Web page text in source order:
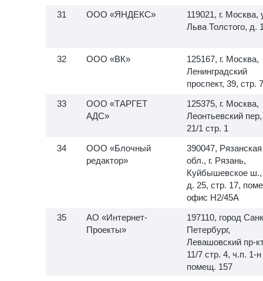
ООО «ЯНДЕКС»
119021, г. Москва,
Льва Толстого, д.
ООО «ВК»
125167, г. Москва,
Ленинградский
проспект, 39, стр.
ООО «ТАРГЕТ
АДС»
125375, г. Москва,
Леонтьевский
21/1 стр. 1
ООО «Блочный
редактор»
390047, Рязанская
обл., г. Рязань,
Куйбышевское ш.,
д. 25, стр. 17,
офис H2/45A
АО «Интернет-
Проекты»
197110, город
Петербург,
Левашовский пр-
11/7 стр. 4, ч.п. 1-н
помещ. 157